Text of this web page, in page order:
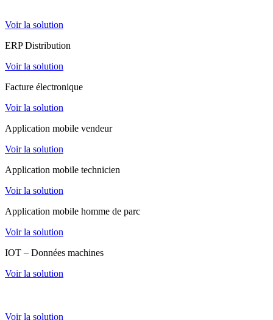
Voir la solution
ERP Distribution
Voir la solution
Facture électronique
Voir la solution
Application mobile vendeur
Voir la solution
Application mobile technicien
Voir la solution
Application mobile homme de parc
Voir la solution
IOT – Données machines
Voir la solution
Voir la solution